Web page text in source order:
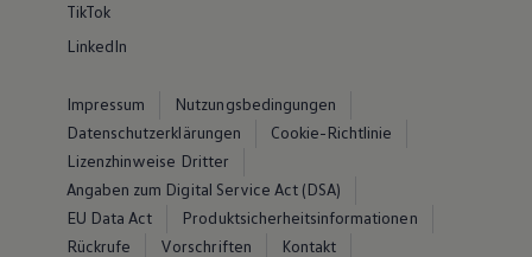
TikTok
LinkedIn
Impressum
Nutzungsbedingungen
Datenschutzerklärungen
Cookie-Richtlinie
Lizenzhinweise Dritter
Angaben zum Digital Service Act (DSA)
EU Data Act
Produktsicherheitsinformationen
Rückrufe
Vorschriften
Kontakt